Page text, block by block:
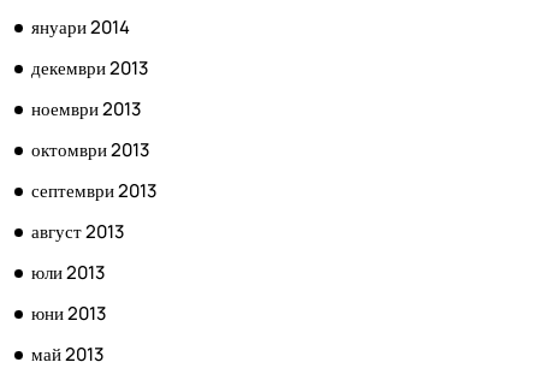
януари 2014
декември 2013
ноември 2013
октомври 2013
септември 2013
август 2013
юли 2013
юни 2013
май 2013